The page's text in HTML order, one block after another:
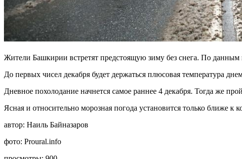
Жители Башкирии встретят предстоящую зиму без снега. По
До первых чисел декабря будет держаться плюсовая температура
Дневное похолодание начнется самое раннее 4 декабря. Тогда же
Ясная и относительно морозная погода установится только ближе к
автор: Наиль Байназаров
фото: Proural.info